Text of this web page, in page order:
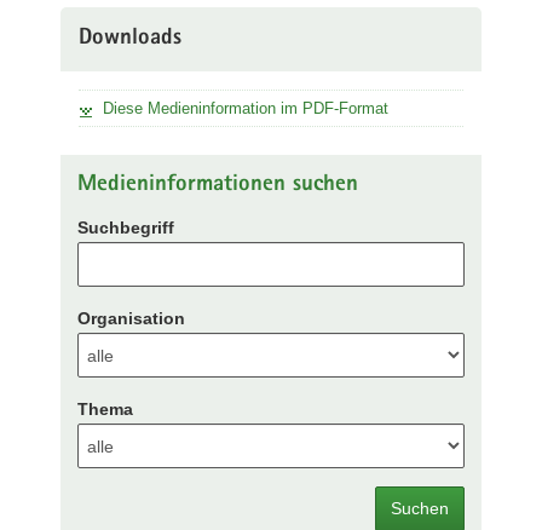
Downloads
Diese Medieninformation im PDF-Format
Medieninformationen suchen
Suchbegriff
Organisation
Thema
Suchen